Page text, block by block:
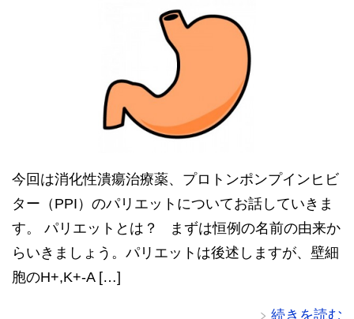
今回は消化性潰瘍治療薬、プロトンポンプインヒビ
ター（PPI）のパリエットについてお話していきま
す。 パリエットとは？ まずは恒例の名前の由来か
らいきましょう。パリエットは後述しますが、壁細
胞のH+,K+-A […]
続きを読む